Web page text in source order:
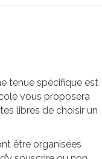
tenue spécifique est
vous proposera
libres de choisir un
être organisées